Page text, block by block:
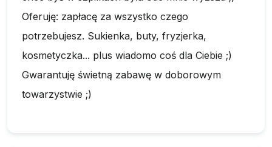
Oferuję: zapłacę za wszystko czego
potrzebujesz. Sukienka, buty, fryzjerka,
kosmetyczka... plus wiadomo coś dla Ciebie ;)
Gwarantuję świetną zabawę w doborowym
towarzystwie ;)